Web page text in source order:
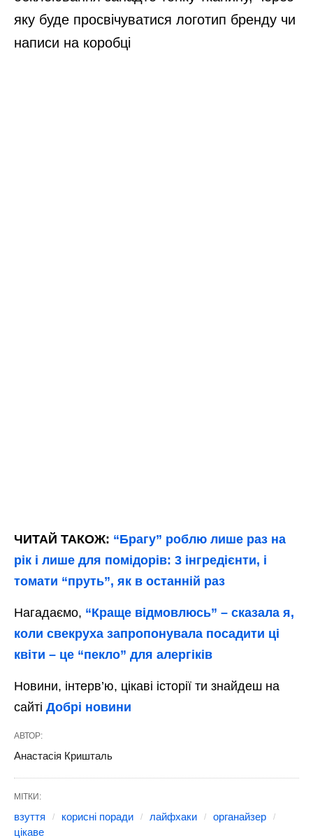
яку буде просвічуватися логотип бренду чи
написи на коробці
ЧИТАЙ ТАКОЖ: “Брагу” роблю лише раз на
рік і лише для помідорів: 3 інгредієнти, і
томати “пруть”, як в останній раз
Нагадаємо, “Краще відмовлюсь” – сказала я,
коли свекруха запропонувала посадити ці
квіти – це “пекло” для алергіків
Новини, інтерв’ю, цікаві історії ти знайдеш на
сайті Добрі новини
АВТОР:
Анастасія Кришталь
МІТКИ:
взуття корисні поради лайфхаки
органайзер
цікаве